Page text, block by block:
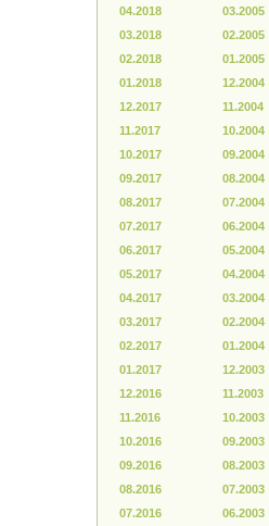
04.2018
03.2018
02.2018
01.2018
12.2017
11.2017
10.2017
09.2017
08.2017
07.2017
06.2017
05.2017
04.2017
03.2017
02.2017
01.2017
12.2016
11.2016
10.2016
09.2016
08.2016
07.2016
03.2005
02.2005
01.2005
12.2004
11.2004
10.2004
09.2004
08.2004
07.2004
06.2004
05.2004
04.2004
03.2004
02.2004
01.2004
12.2003
11.2003
10.2003
09.2003
08.2003
07.2003
06.2003